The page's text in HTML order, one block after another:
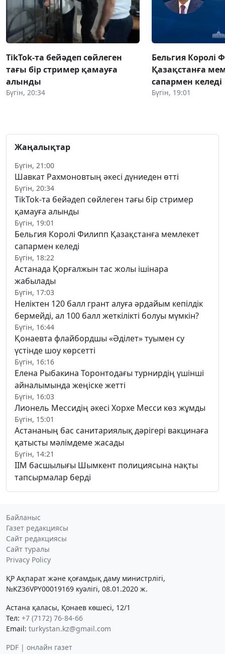
TikTok-та бейәдеп сөйлеген
тағы бір стример қамауға
алынды
Бүгін, 20:34
Бельгия Королі
Қазақстанға
сапармен келеді
Бүгін, 19:01
Жаңалықтар
Бүгін, 21:00
Шавкат Рахмоновтың әкесі дүниеден өтті
Бүгін, 20:34
TikTok-та бейәдеп сөйлеген тағы бір стример
қамауға алынды
Бүгін, 19:01
Бельгия Королі Филипп Қазақстанға мемлекет
сапармен келеді
Бүгін, 18:22
Астанада Қорғалжын тас жолы ішінара
жабылады
Бүгін, 17:03
Неліктен 120 балл грант алуға әрдайым кепілдік
бермейді, ал 100 балл жеткілікті болуы мүмкін?
Бүгін, 16:44
Қонаевта флайбордшы «Әділет» туымен су
үстінде шоу көрсетті
Бүгін, 16:16
Елена Рыбакина Торонтодағы турнирдің үшінші
айналымында жеңіске жетті
Бүгін, 16:03
Лионель Мессидің әкесі Хорхе Месси көз жұмды
Бүгін, 15:01
Астананың бас санитариялық дәрігері вакцинаға
қатысты мәлімдеме жасады
Бүгін, 14:21
ІІМ басшылығы Шымкент полициясына нақты
тапсырмалар берді
Байланыс
Газет редакциясы
Сайт редакциясы
Сайт туралы
Privacy Policy
ҚР Ақпарат және қоғамдық даму министрлігі,
№KZ36VPY00019169 куәлігі, 08.01.2020 ж.
Астана қаласы, Қонаев көшесі, 12/1
Тел: +7 (7172) 76-84-66
Email: turkystan.kz@gmail.com
PDF | онлайн газет